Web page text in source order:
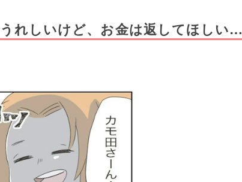
れしいけど、お金は返してほしい…